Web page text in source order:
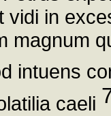
vidi in
magnum
intuens
caeli